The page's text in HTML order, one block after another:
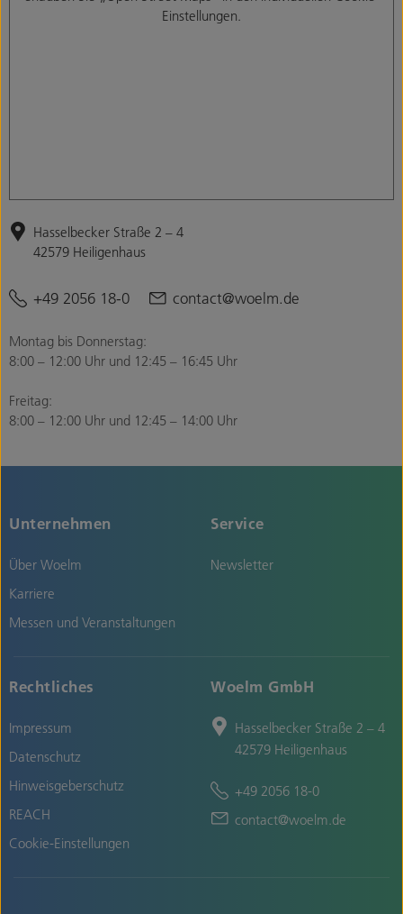
Einstellungen.
Hasselbecker Straße 2 – 4
42579 Heiligenhaus
+49 2056 18-0 contact@woelm.de
Montag bis Donnerstag:
8:00 – 12:00 Uhr und 12:45 – 16:45 Uhr
Freitag:
8:00 – 12:00 Uhr und 12:45 – 14:00 Uhr
Unternehmen
Über Woelm
Karriere
Messen und Veranstaltungen
Service
Newsletter
Rechtliches
Impressum
Datenschutz
Hinweisgeberschutz
REACH
Cookie-Einstellungen
Woelm GmbH
Hasselbecker Straße 2 – 4
42579 Heiligenhaus
+49 2056 18-0
contact@woelm.de